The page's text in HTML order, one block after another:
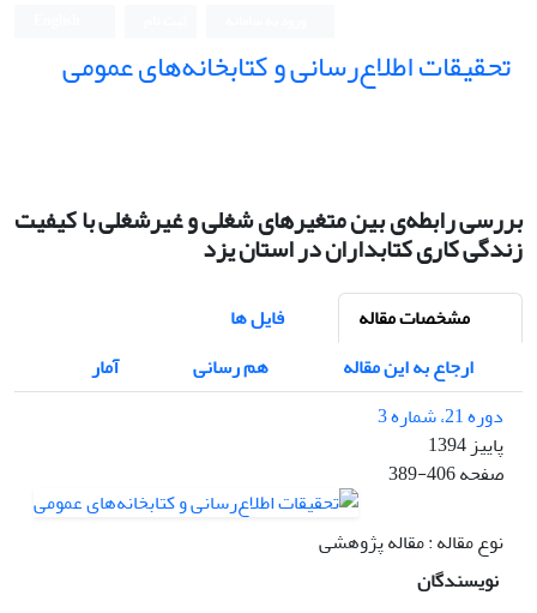
تحقیقات اطلاع‌رسانی و کتابخانه‌های عمومی
بررسی رابطه‌ی بین متغیرهای شغلی و غیرشغلی با کیفیت
زندگی کاری کتابداران در استان یزد
مشخصات مقاله
فایل ها
ارجاع به این مقاله
هم رسانی
آمار
دوره 21، شماره 3
پاییز 1394
صفحه389-406
نوع مقاله : مقاله پژوهشی
نویسندگان